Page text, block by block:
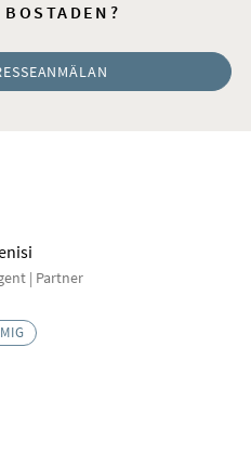
| Partner